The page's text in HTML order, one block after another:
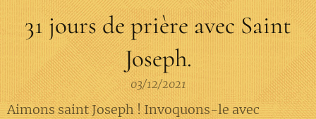
31 jours de prière avec Saint
Joseph.
03/12/2021
Aimons saint Joseph ! Invoquons-le avec